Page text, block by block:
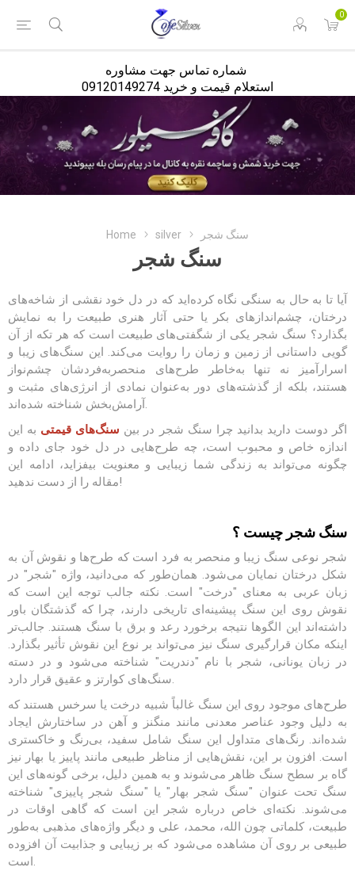
0
استعلام قیمت و خرید 09120149274
Home silver سنگ شجر
سنگ شجر
آیا تا به حال به سنگی نگاه کرده‌اید که در دل خود نقشی از شاخه‌های
درختان، چشم‌اندازهای بکر یا حتی آثار هنری طبیعت را به نمایش
بگذارد؟ سنگ شجر یکی از شگفتی‌های طبیعت است که هر تکه از آن
گویی داستانی از زمین و زمان را روایت می‌کند. این سنگ‌های زیبا و
اسرارآمیز نه تنها به‌خاطر طرح‌های منحصربه‌فردشان چشم‌نواز
هستند، بلکه از گذشته‌های دور به‌عنوان نمادی از انرژی‌های مثبت و
اگر دوست دارید بدانید چرا سنگ شجر در بین سنگ‌های قیمتی به این
اندازه خاص و محبوب است، چه طرح‌هایی در دل خود جای داده و
چگونه می‌تواند به زندگی شما زیبایی و معنویت بیفزاید، ادامه این
مقاله را از دست ندهید!
سنگ شجر چیست ؟
شجر نوعی سنگ زیبا و منحصر به فرد است که طرح‌ها و نقوش آن به
شکل درختان نمایان می‌شود. همان‌طور که می‌دانید، واژه "شجر" در
زبان عربی به معنای "درخت" است. نکته جالب توجه این است که
نقوش روی این سنگ پیشینه‌ای تاریخی دارند، چرا که گذشتگان باور
داشته‌اند این الگوها نتیجه برخورد رعد و برق با سنگ هستند. جالب‌تر
اینکه مکان قرارگیری سنگ نیز می‌تواند بر نوع این نقوش تأثیر بگذارد.
در زبان یونانی، شجر با نام "دندریت" شناخته می‌شود و در دسته
طرح‌های موجود روی این سنگ غالباً شبیه درخت یا سرخس هستند که
به دلیل وجود عناصر معدنی مانند منگنز و آهن در ساختارش ایجاد
شده‌اند. رنگ‌های متداول این سنگ شامل سفید، بی‌رنگ و خاکستری
است. افزون بر این، نقش‌هایی از مناظر طبیعی مانند پاییز یا بهار نیز
گاه بر سطح سنگ ظاهر می‌شوند و به همین دلیل، برخی گونه‌های این
سنگ تحت عنوان "سنگ شجر بهار" یا "سنگ شجر پاییزی" شناخته
می‌شوند. نکته‌ای خاص درباره شجر این است که گاهی اوقات در
طبیعت، کلماتی چون الله، محمد، علی و دیگر واژه‌های مذهبی به‌طور
طبیعی بر روی آن مشاهده می‌شود که بر زیبایی و جذابیت آن افزوده